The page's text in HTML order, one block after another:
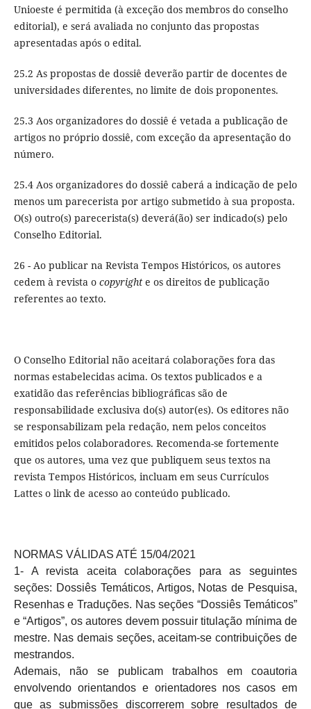
Unioeste é permitida (à exceção dos membros do conselho
editorial), e será avaliada no conjunto das propostas
apresentadas após o edital.
25.2 As propostas de dossiê deverão partir de docentes de
universidades diferentes, no limite de dois proponentes.
25.3 Aos organizadores do dossiê é vetada a publicação de
artigos no próprio dossiê, com exceção da apresentação do
número.
25.4 Aos organizadores do dossiê caberá a indicação de pelo
menos um parecerista por artigo submetido à sua proposta.
O(s) outro(s) parecerista(s) deverá(ão) ser indicado(s) pelo
Conselho Editorial.
26 - Ao publicar na Revista Tempos Históricos, os autores
cedem à revista o copyright e os direitos de publicação
referentes ao texto.
O Conselho Editorial não aceitará colaborações fora das
normas estabelecidas acima. Os textos publicados e a
exatidão das referências bibliográficas são de
responsabilidade exclusiva do(s) autor(es). Os editores não
se responsabilizam pela redação, nem pelos conceitos
emitidos pelos colaboradores. Recomenda-se fortemente
que os autores, uma vez que publiquem seus textos na
revista Tempos Históricos, incluam em seus Currículos
Lattes o link de acesso ao conteúdo publicado.
NORMAS VÁLIDAS ATÉ 15/04/2021
1- A revista aceita colaborações para as seguintes
seções: Dossiês Temáticos, Artigos, Notas de Pesquisa,
Resenhas e Traduções. Nas seções “Dossiês Temáticos”
e “Artigos”, os autores devem possuir titulação mínima de
mestre. Nas demais seções, aceitam-se contribuições de
mestrandos.
Ademais, não se publicam trabalhos em coautoria
envolvendo orientandos e orientadores nos casos em
que as submissões discorrerem sobre resultados de